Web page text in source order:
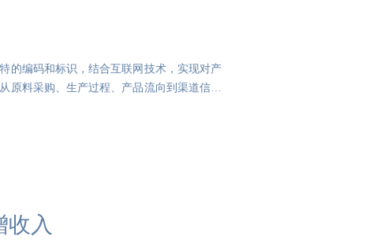
的编码和标识，结合互联网技术，实现对产
原料采购、生产过程、产品流向到渠道信息
收入